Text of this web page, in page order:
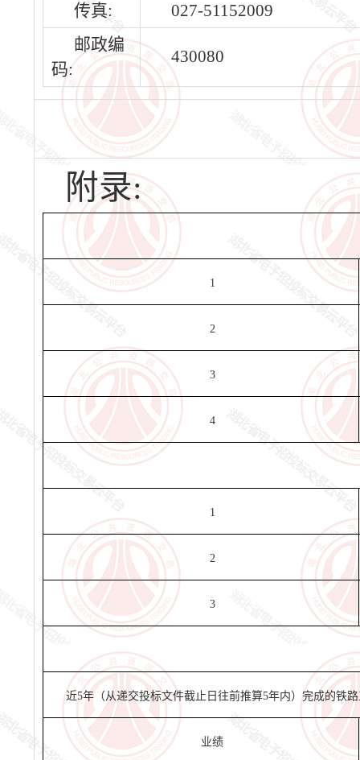
传真:
027-51152009
邮政编
码:
430080
附录:
1
2
3
4
1
2
3
近5年（从递交投标文件截止日往前推算5年内）完成的铁
业绩